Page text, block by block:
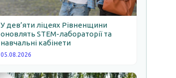
У дев’яти ліцеях Рівненщини
оновлять STEM-лабораторії та
навчальні кабінети
05.08.2026